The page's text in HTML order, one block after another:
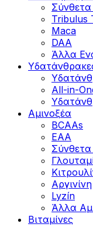
Tribulus
Maca
DAA
Άλλα
All-in-
Αμινοξέα
BCAAs
EAA
Αργινίνη
Lyzín
Άλλα
Βιταμίνες